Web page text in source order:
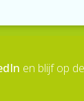
en blijf op